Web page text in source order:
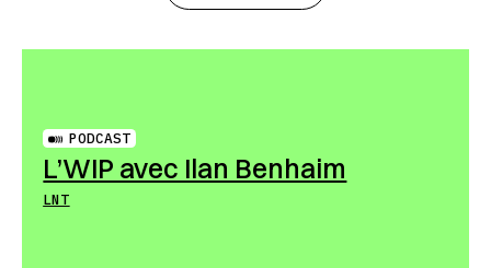
PODCAST
L’WIP avec Ilan Benhaim
LNT